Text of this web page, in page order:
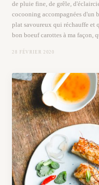
de pluie fine, de grêle,
cocooning accompagnées d'un
plat savoureux qui réchauffe et
bon boeuf carottes à ma façon,
28 FÉVRIER 2020